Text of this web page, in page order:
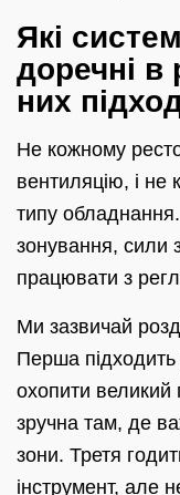
Які
доречні в
них
Не кожному
вентиляцію, і не
типу
зонування, сили
працювати з
Ми зазвичай
Перша підходить
охопити великий
зручна там, де
зони. Третя
інструмент, але